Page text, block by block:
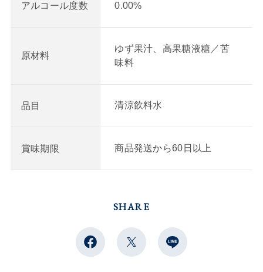
アルコール度数 0.00%
原材料
ゆず果汁、高果糖液糖／苦
味料
品目 清涼飲料水
賞味期限 商品発送から60日以上
SHARE